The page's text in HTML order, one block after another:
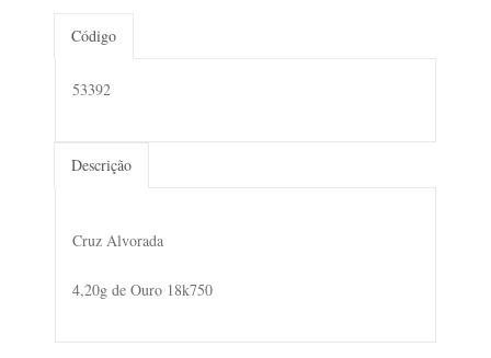
Código
53392
Descrição
Cruz Alvorada
4,20g de Ouro 18k750